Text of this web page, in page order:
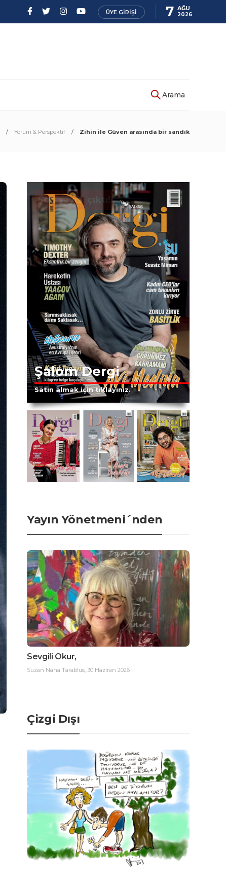
ÜYE GIRIŞI 7 AĞU
2026
Arama
Yorum & Perspektif Zihin ile Güven arasında bir sandık
Son sayısı çıktı!
Şalom Dergi
Satın almak için tıklayınız.
Yayın Yönetmeni´nden
Sevgili Okur,
Suzan Nana Tarablus, 30 Haziran 2026
Çizgi Dışı